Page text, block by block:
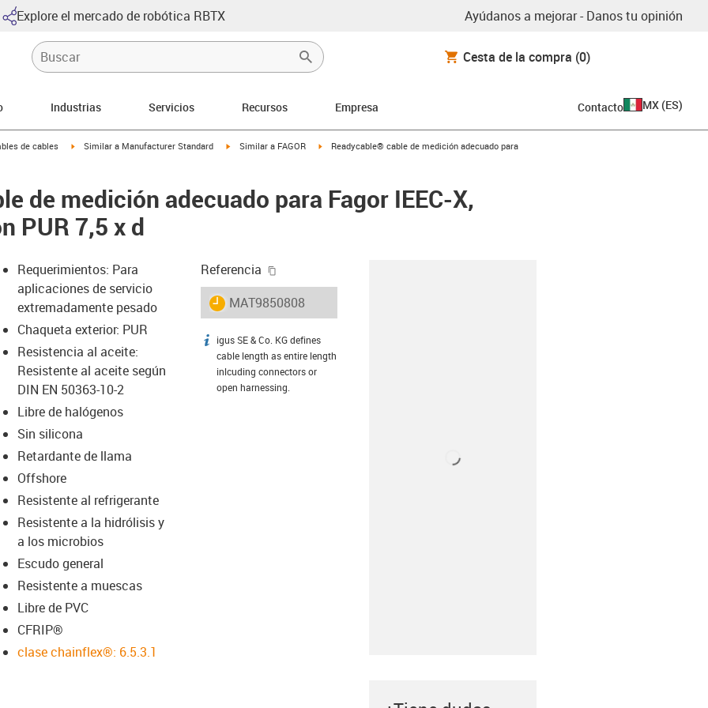
Explore el mercado de robótica RBTX Ayúdanos a mejorar - Danos tu opinión
Cesta de la compra (0)
Industrias Servicios Recursos Empresa Contacto MX (ES)
right
de cables igus-icon-arrow-right
Similar a Manufacturer Standard igus-icon-arrow-right
Similar a FAGOR igus-icon-arrow-right
Readycable® cable de medición adecuado para
de medición adecuado para Fagor IEEC-X,
PUR 7,5 x d
icon-lupe
icon-lupe
Requerimientos: Para
aplicaciones de servicio
extremadamente pesado
Chaqueta exterior: PUR
Resistencia al aceite:
Resistente al aceite según
DIN EN 50363-10-2
Libre de halógenos
Sin silicona
Retardante de llama
Offshore
Resistente al refrigerante
Resistente a la hidrólisis y
a los microbios
Escudo general
Resistente a muescas
Libre de PVC
CFRIP®
clase chainflex®: 6.5.3.1
Referencia
igus-icon-lieferzeit
MAT9850808
igus-icon-info
igus SE & Co. KG defines
cable length as entire length
inlcuding connectors or
open harnessing.